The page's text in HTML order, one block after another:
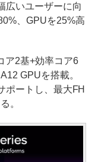
広いユーザーに向
、GPUを25%高
ア2基+効率コア6
GPUを搭載。
ポートし、最大FH
。